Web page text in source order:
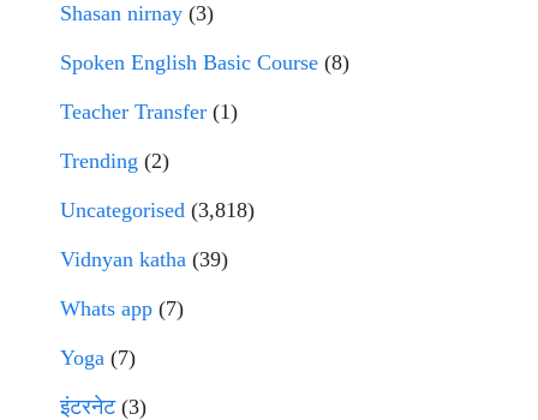
Shasan nirnay (3)
Spoken English Basic Course (8)
Teacher Transfer (1)
Trending (2)
Uncategorised (3,818)
Vidnyan katha (39)
Whats app (7)
Yoga (7)
इंटरनेट(3)